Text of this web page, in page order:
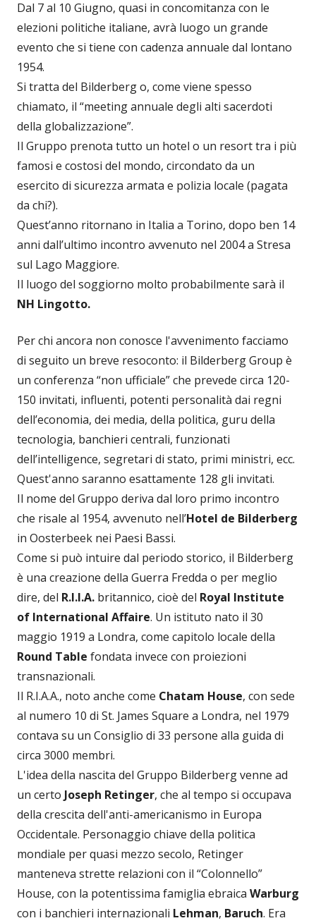
Dal 7 al 10 Giugno, quasi in concomitanza con le
elezioni politiche italiane, avrà luogo un grande
evento che si tiene con cadenza annuale dal lontano
1954.
Si tratta del Bilderberg o, come viene spesso
chiamato, il “meeting annuale degli alti sacerdoti
della globalizzazione”.
Il Gruppo prenota tutto un hotel o un resort tra i più
famosi e costosi del mondo, circondato da un
esercito di sicurezza armata e polizia locale (pagata
da chi?).
Quest’anno ritornano in Italia a Torino, dopo ben 14
anni dall’ultimo incontro avvenuto nel 2004 a Stresa
sul Lago Maggiore.
Il luogo del soggiorno molto probabilmente sarà il
NH Lingotto.
Per chi ancora non conosce l'avvenimento facciamo
di seguito un breve resoconto: il Bilderberg Group è
un conferenza “non ufficiale” che prevede circa 120-
150 invitati, influenti, potenti personalità dai regni
dell’economia, dei media, della politica, guru della
tecnologia, banchieri centrali, funzionati
dell’intelligence, segretari di stato, primi ministri, ecc.
Quest'anno saranno esattamente 128 gli invitati.
Il nome del Gruppo deriva dal loro primo incontro
che risale al 1954, avvenuto nell’Hotel de Bilderberg
in Oosterbeek nei Paesi Bassi.
Come si può intuire dal periodo storico, il Bilderberg
è una creazione della Guerra Fredda o per meglio
dire, del R.I.I.A. britannico, cioè del Royal Institute
of International Affaire. Un istituto nato il 30
maggio 1919 a Londra, come capitolo locale della
Round Table fondata invece con proiezioni
transnazionali.
Il R.I.A.A., noto anche come Chatam House, con sede
al numero 10 di St. James Square a Londra, nel 1979
contava su un Consiglio di 33 persone alla guida di
circa 3000 membri.
L'idea della nascita del Gruppo Bilderberg venne ad
un certo Joseph Retinger, che al tempo si occupava
della crescita dell'anti-americanismo in Europa
Occidentale. Personaggio chiave della politica
mondiale per quasi mezzo secolo, Retinger
manteneva strette relazioni con il “Colonnello”
House, con la potentissima famiglia ebraica Warburg
con i banchieri internazionali Lehman, Baruch. Era